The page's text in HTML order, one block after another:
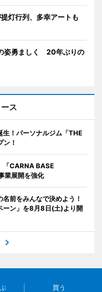
灯行列、多幸アートも
姿勇ましく 20年ぶりの
ス
生！パーソナルジム「THE
！
「CARNA BASE
業展開を強化
前をみんなで決めよう！
ン」を8月8日(土)より開
買う